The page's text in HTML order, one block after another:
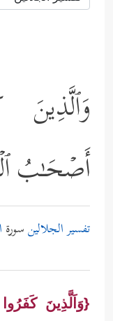
وَٱلَّذِینَ
أَصۡحَـٰبُ
تفسير الجلالينسورة
{وَاَلَّذِينَ